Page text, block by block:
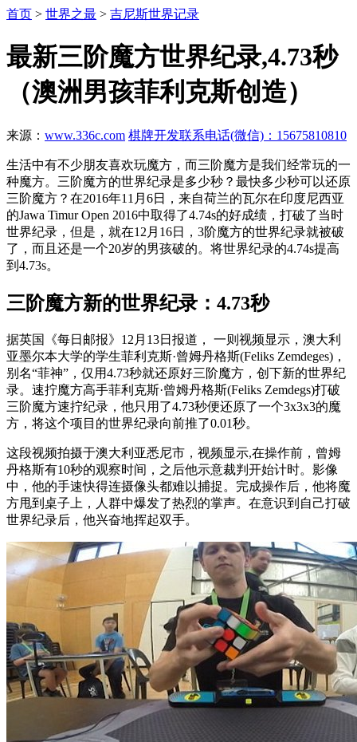
首页 > 世界之最 > 吉尼斯世界记录
最新三阶魔方世界纪录,4.73秒
（澳洲男孩菲利克斯创造）
来源： www.336c.com 棋牌开发联系电话(微信)：15675810810
生活中有不少朋友喜欢玩魔方，而三阶魔方是我们经常玩的一
种魔方。三阶魔方的世界纪录是多少秒？最快多少秒可以还原
三阶魔方？在2016年11月6日，来自荷兰的瓦尔在印度尼西亚
的Jawa Timur Open 2016中取得了4.74s的好成绩，打破了当时
世界纪录，但是，就在12月16日，3阶魔方的世界纪录就被破
了，而且还是一个20岁的男孩破的。将世界纪录的4.74s提高
到4.73s。
三阶魔方新的世界纪录：4.73秒
据英国《每日邮报》12月13日报道， 一则视频显示，澳大利
亚墨尔本大学的学生菲利克斯·曾姆丹格斯(Feliks Zemdeges)，
别名“菲神”，仅用4.73秒就还原好三阶魔方，创下新的世界纪
录。速拧魔方高手菲利克斯·曾姆丹格斯(Feliks Zemdegs)打破
三阶魔方速拧纪录，他只用了4.73秒便还原了一个3x3x3的魔
方，将这个项目的世界纪录向前推了0.01秒。
这段视频拍摄于澳大利亚悉尼市，视频显示,在操作前，曾姆
丹格斯有10秒的观察时间，之后他示意裁判开始计时。影像
中，他的手速快得连摄像头都难以捕捉。完成操作后，他将魔
方甩到桌子上，人群中爆发了热烈的掌声。在意识到自己打破
世界纪录后，他兴奋地挥起双手。